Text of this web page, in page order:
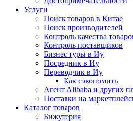
Услуги
Поиск товаров в Китае
Поиск производителей
Контроль качества
Контроль поставщиков
Бизнес туры в Иу
Посредник в Иу
Переводчик в Иу
Как сэкономить
Агент Alibaba и других
Поставки на
Каталог товаров
Бижутерия